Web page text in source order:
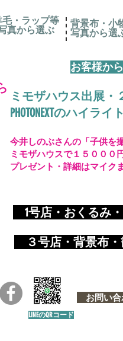
毛・ラップ等
真から選ぶ
背景布・小
写真から選
お客様か
ミモザハウス出展・
PHOTONEXTのハイ
1号店・おくるみ
​ ３号店・背景布
お問い合
今井しのぶさんの「子供を
ミモザハウスで１５０００
プレゼント・詳細はマイク
LINEのQRコード